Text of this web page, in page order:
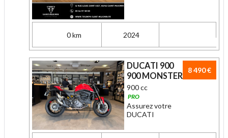
0 km 2024
8 490 €
DUCATI 900
900 MONSTER
900 cc
PRO
Assurez votre
DUCATI